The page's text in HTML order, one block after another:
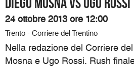
24 ottobre 2013 ore 12:00
Trento - Corriere del Trentino
Nella redazione del Corriere
Mosna e Ugo Rossi. Rush